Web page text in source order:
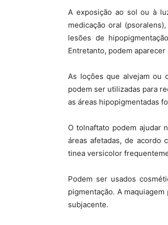
A exposição ao sol ou à
medicação oral
lesões de
Entretanto, podem
As loções que alvejam ou
podem ser utilizadas para
as áreas hipopigmentadas
O tolnaftato podem ajudar
áreas afetadas, de acordo
tinea versicolor
Podem ser usados
pigmentação. A
subjacente.